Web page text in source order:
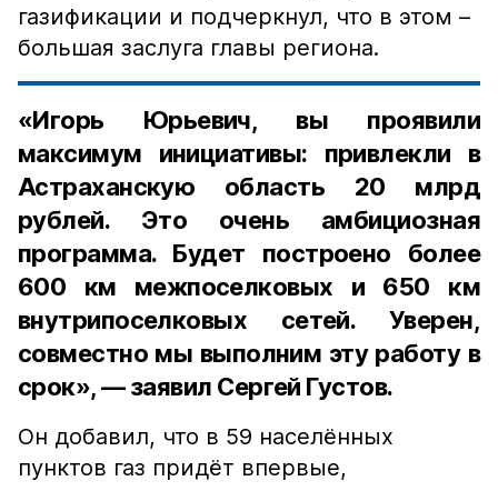
газификации и подчеркнул, что в этом –
большая заслуга главы региона.
«Игорь Юрьевич, вы проявили
максимум инициативы: привлекли в
Астраханскую область 20 млрд
рублей. Это очень амбициозная
программа. Будет построено более
600 км межпоселковых и 650 км
внутрипоселковых сетей. Уверен,
совместно мы выполним эту работу в
срок», — заявил Сергей Густов.
Он добавил, что в 59 населённых
пунктов газ придёт впервые,